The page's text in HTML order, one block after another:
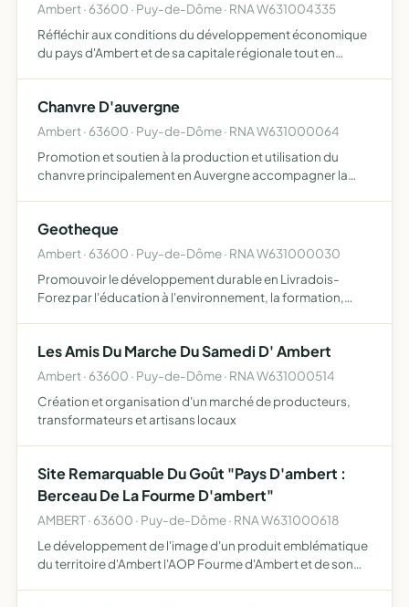
Ambert · 63600 · Puy-de-Dôme · RNA W631004335
Réfléchir aux conditions du développement économique
du pays d'Ambert et de sa capitale régionale tout en
régi…
Chanvre D'auvergne
Ambert · 63600 · Puy-de-Dôme · RNA W631000064
Promotion et soutien à la production et utilisation du
chanvre principalement en Auvergne accompagner la
soutenir des ac…
Geotheque
Ambert · 63600 · Puy-de-Dôme · RNA W631000030
Promouvoir le développement durable en Livradois-
Forez par l'éducation à l'environnement, la formation,
Les Amis Du Marche Du Samedi D' Ambert
Ambert · 63600 · Puy-de-Dôme · RNA W631000514
Création et organisation d'un marché de producteurs,
transformateurs et artisans locaux
Site Remarquable Du Goût "Pays D'ambert :
Berceau De La Fourme D'ambert"
AMBERT · 63600 · Puy-de-Dôme · RNA W631000618
Le développement de l'image d'un produit emblématique
du territoire d'Ambert l'AOP Fourme d'Ambert et de son